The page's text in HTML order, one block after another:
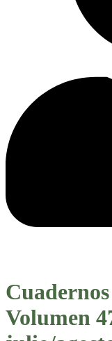
Volumen